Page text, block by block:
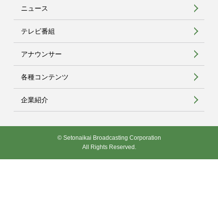
ニュース
テレビ番組
アナウンサー
各種コンテンツ
企業紹介
© Setonaikai Broadcasting Corporation
All Rights Reserved.